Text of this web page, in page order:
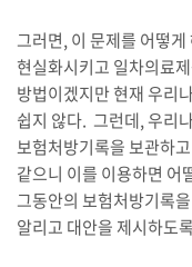
그러면, 이 문제를 어떻
현실화시키고 일차의료
방법이겠지만 현재 우리
쉽지 않다. 그런데, 우리
보험처방기록을 보관하
같으니 이를 이용하면 어
그동안의 보험처방기록
알리고 대안을 제시하도